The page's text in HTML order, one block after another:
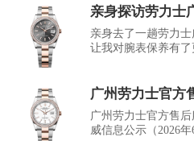
亲身探访劳力士
亲身去了一趟劳力
让我对腕表保养有了
广州劳力士官方
广州劳力士官方售
威信息公示（2026年